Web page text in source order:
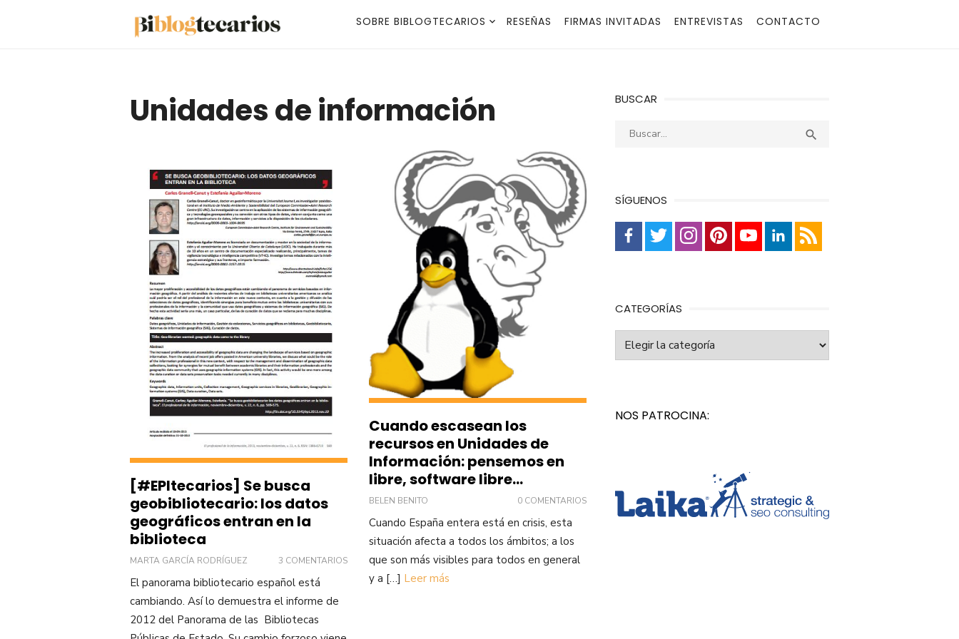
SOBRE BIBLOGTECARIOS RESEÑAS FIRMAS INVITADAS ENTREVISTAS CONTACTO
Unidades de información
[#EPItecarios] Se busca
geobibliotecario: los datos
geográficos entran en la
biblioteca
MARTA GARCÍA RODRÍGUEZ 3 COMENTARIOS
El panorama bibliotecario español está
cambiando. Así lo demuestra el informe de
2012 del Panorama de las Bibliotecas
Cuando escasean los
recursos en Unidades de
Información: pensemos en
libre, software libre…
BELEN BENITO 0 COMENTARIOS
Cuando España entera está en crisis, esta
situación afecta a todos los ámbitos; a los
que son más visibles para todos en general
y a […] Leer más
BUSCAR
Buscar: 
SÍGUENOS
CATEGORÍAS
NOS PATROCINA: